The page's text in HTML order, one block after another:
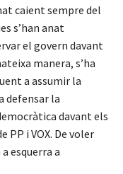
caient sempre del
s’han anat
el govern davant
manera, s’ha
a assumir la
defensar la
davant els
PP i VOX. De voler
esquerra a